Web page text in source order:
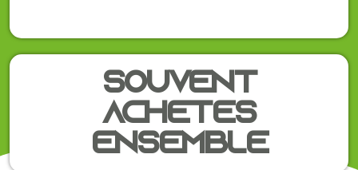
Souvent
achetés
ensemble